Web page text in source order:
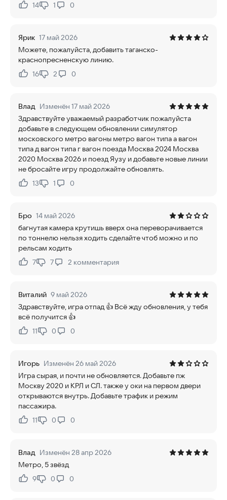
Нравится:
14Не нравится:
1 0
Ярик 17 май 2026
Можете, пожалуйста, добавить таганско-
краснопресненскую линию.
Нравится:
16Не нравится:
2 0
Влад Изменён 17 май 2026
Здравствуйте уважаемый разработчик пожалуйста
добавьте в следующем обновлении симулятор
московского метро вагоны метро вагон типа а вагон
типа д вагон типа г вагон поезда Москва 2024 Москва
2020 Москва 2026 и поезд Яузу и добавьте новые линии
не бросайте игру продолжайте обновлять.
Нравится:
13Не нравится:
1 0
Бро 14 май 2026
багнутая камера крутишь вверх она переворачивается
по тоннелю нельзя ходить сделайте чтоб можно и по
рельсам ходить
Нравится:
7Не нравится:
7 2 комментария
Виталий 9 май 2026
Здравствуйте, игра отпад 👍 Всё жду обновления, у тебя
всё получится 👍
Нравится:
11Не нравится:
0 0
Игорь Изменён 26 май 2026
Игра сырая, и почти не обновляется. Добавьте пж
Москву 2020 и КРЛ и СЛ. также у оки на первом двери
открываются внутрь. Добавьте трафик и режим
пассажира.
Нравится:
11Не нравится:
0 0
Влад Изменён 28 апр 2026
Метро, 5 звёзд
Нравится:
9Не нравится:
0 0